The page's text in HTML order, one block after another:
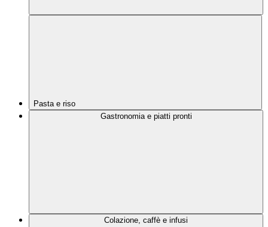
Pasta e riso
Gastronomia e piatti pronti
Colazione, caffè e infusi